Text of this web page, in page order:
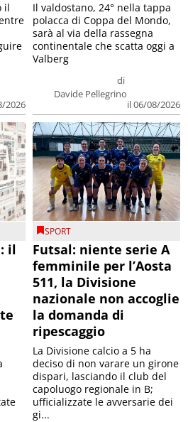
2026
il
di
Davide Pellegrino
il 06/08/2026
Il valdostano, 24° nella tappa
polacca di Coppa del Mondo,
sarà al via della rassegna
continentale che scatta oggi a
Valberg
il
SPORT
Futsal: niente serie A
femminile per l’Aosta
511, la Divisione
nazionale non accoglie
la domanda di
ripescaggio
La Divisione calcio a 5 ha
deciso di non varare un girone
dispari, lasciando il club del
capoluogo regionale in B;
ufficializzate le avversarie dei
gi...